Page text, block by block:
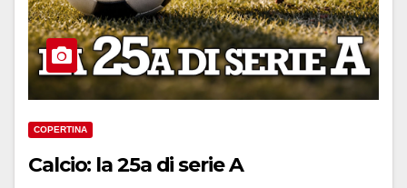
COPERTINA
Calcio: la 25a di serie A